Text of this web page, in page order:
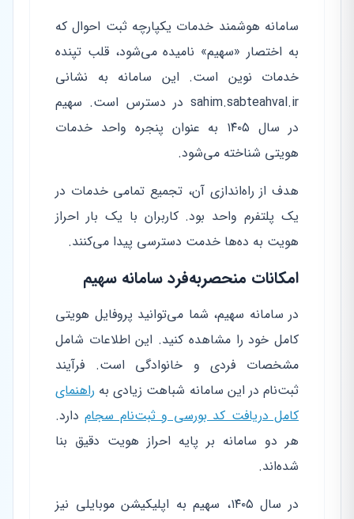
سامانه هوشمند خدمات یکپارچه ثبت احوال که
به اختصار «سهیم» نامیده می‌شود، قلب تپنده
خدمات نوین است. این سامانه به نشانی
sahim.sabteahval.ir در دسترس است. سهیم
در سال ۱۴۰۵ به عنوان پنجره واحد خدمات
هویتی شناخته می‌شود.
هدف از راه‌اندازی آن، تجمیع تمامی خدمات در
یک پلتفرم واحد بود. کاربران با یک بار احراز
هویت به ده‌ها خدمت دسترسی پیدا می‌کنند.
امکانات منحصربه‌فرد سامانه سهیم
در سامانه سهیم، شما می‌توانید پروفایل هویتی
کامل خود را مشاهده کنید. این اطلاعات شامل
مشخصات فردی و خانوادگی است. فرآیند
ثبت‌نام در این سامانه شباهت زیادی به راهنمای
کامل دریافت کد بورسی و ثبت‌نام سجامدارد.
هر دو سامانه بر پایه احراز هویت دقیق بنا
شده‌اند.
در سال ۱۴۰۵، سهیم به اپلیکیشن موبایلی نیز